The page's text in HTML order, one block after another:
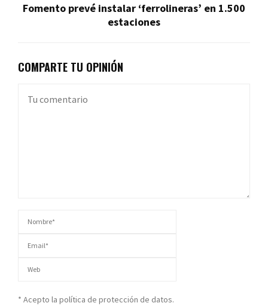
Fomento prevé instalar ‘ferrolineras’ en 1.500
estaciones
COMPARTE TU OPINIÓN
* Acepto la política de protección de datos.